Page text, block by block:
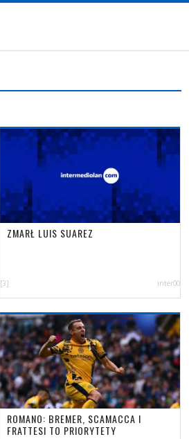
ZMARŁ LUIS SUAREZ
[3] inter00
ROMANO: BREMER, SCAMACCA I
FRATTESI TO PRIORYTETY